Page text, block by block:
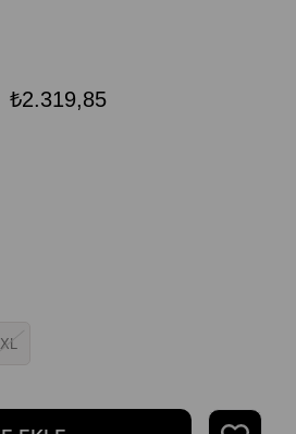
₺2.319,85
XL